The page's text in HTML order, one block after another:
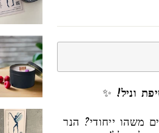
וניל! ✨
משהו ייחודי? הנר